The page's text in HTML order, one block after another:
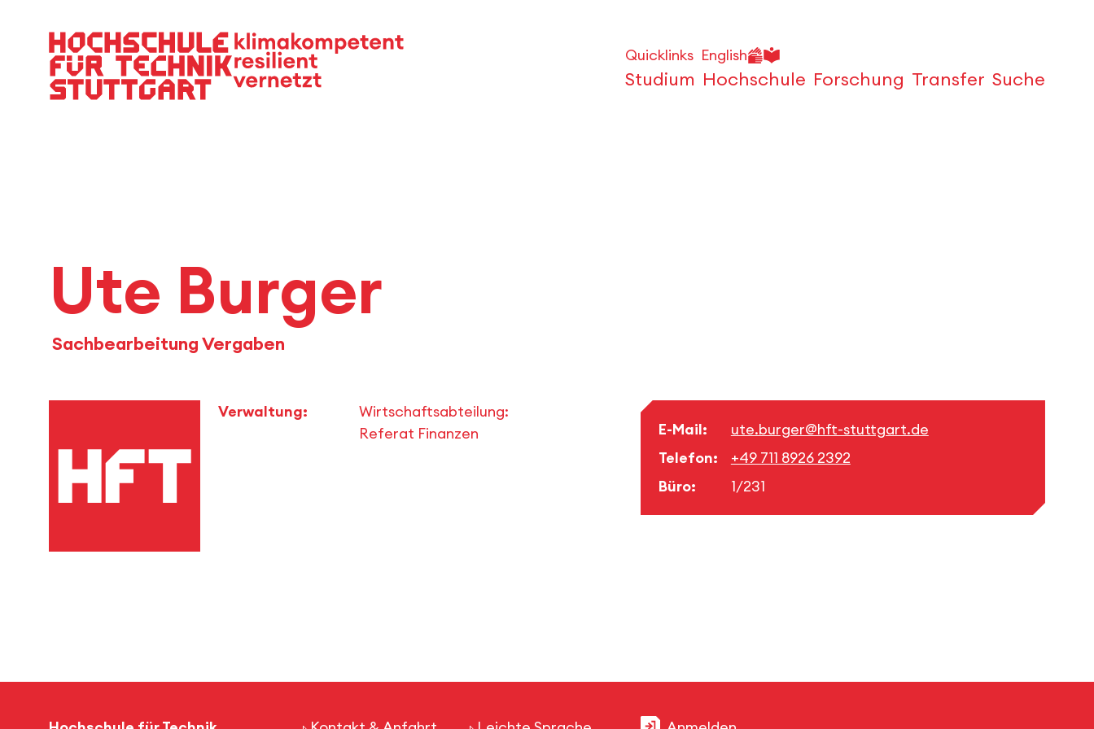
Hauptnavigation
Quicklinks English
Studium Hochschule Forschung Transfer Suche
Ute Burger
Sachbearbeitung Vergaben
Verwaltung:
Wirtschaftsabteilung:
Referat Finanzen
E-Mail:
ute.burger@hft-stuttgart.de
Telefon:
+49 711 8926 2392
Büro:
1/231